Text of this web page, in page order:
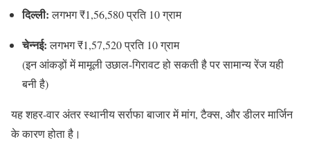
दिल्ली:लगभग ₹1,56,580 प्रति 10 ग्राम
चेन्नई:लगभग ₹1,57,520 प्रति 10 ग्राम
(इन आंकड़ों में मामूली उछाल-गिरावट हो सकती है पर सामान्य रेंज यही
बनी है)
यह शहर-वार अंतर स्थानीय सर्राफा बाजार में मांग, टैक्स, और डीलर मार्जिन
के कारण होता है।